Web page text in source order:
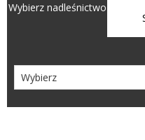
Wybierz nadleśnictwo